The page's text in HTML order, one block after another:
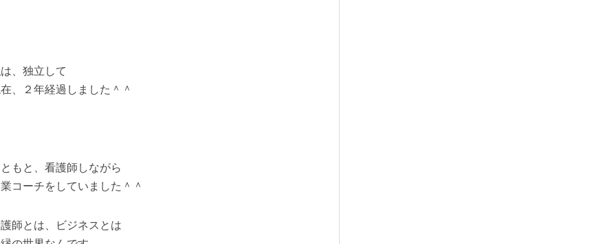
、独立して
、２年経過しました＾＾
もと、看護師しながら
コーチをしていました＾＾
師とは、ビジネスとは